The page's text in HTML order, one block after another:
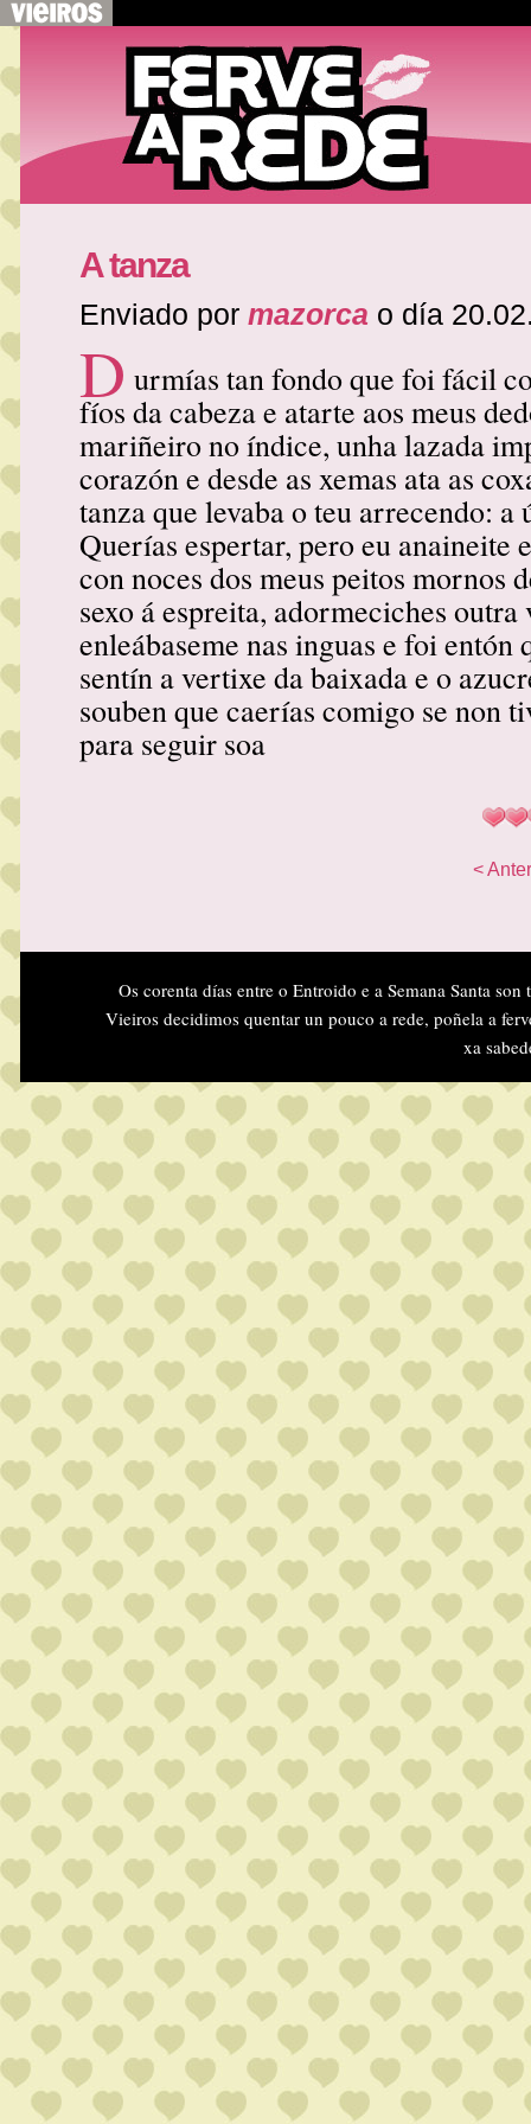
A tanza
Enviado por mazorca o día
D urmías tan fondo que foi fácil
fíos da cabeza e atarte aos meus
mariñeiro no índice, unha lazada
corazón e desde as xemas ata as
tanza que levaba o teu arrecendo: a
Querías espertar, pero eu anaineite
con noces dos meus peitos mornos
sexo á espreita, adormeciches outra
enleábaseme nas inguas e foi entón
sentín a vertixe da baixada e o
souben que caerías comigo se non
para seguir soa
<
Os corenta días entre o Entroido e a Semana Santa
Vieiros decidimos quentar un pouco a rede, poñela a
xa